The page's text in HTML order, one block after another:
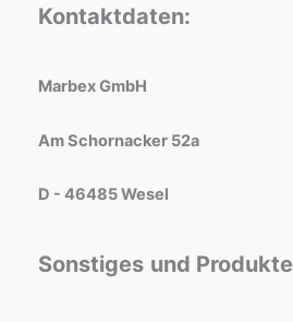
Kontaktdaten:
Marbex GmbH
Am Schornacker 52a
D - 46485 Wesel
Sonstiges und Produkte